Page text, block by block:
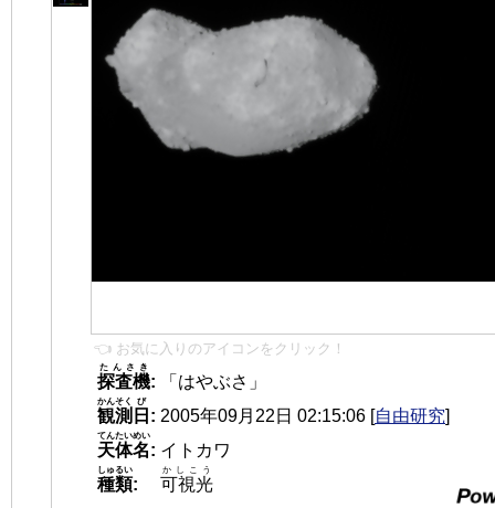
👈 お気に入りのアイコンをクリック！
探査機
たんさき
:
「はやぶさ」
観測
かんそく
日
び
: 2005年09月22日 02:15:06 [自由研究]
天体名
てんたいめい
: イトカワ
種類
しゅるい
: 可視光
かしこう